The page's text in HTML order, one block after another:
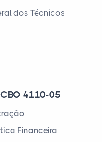
dos Técnicos
4110-05
Financeira